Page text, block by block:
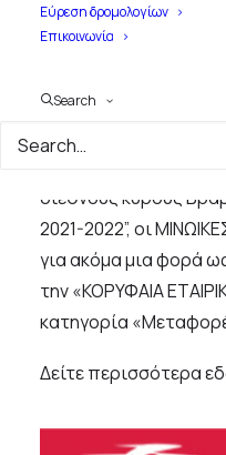
Εύρεση δρομολογίων
Επικοινωνία
Search
24 Δεκεμβρίου, 2021
διεθνούς κύρους
2021-2022”, οι
για ακόμα μια φορά
την «ΚΟΡΥΦΑΙΑ
κατηγορία
Δείτε περισσότερα